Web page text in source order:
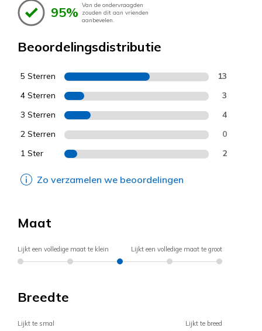
95% Van de ondervraagden
zouden dit aan vrienden
aanbevelen.
Beoordelingsdistributie
5 Sterren 13
4 Sterren 3
3 Sterren 4
2 Sterren 0
1 Ster 2
Zo verzamelen we beoordelingen
Maat
Lijkt een volledige maat te klein Lijkt een volledige maat te groot
Breedte
Lijkt te smal Lijkt te breed